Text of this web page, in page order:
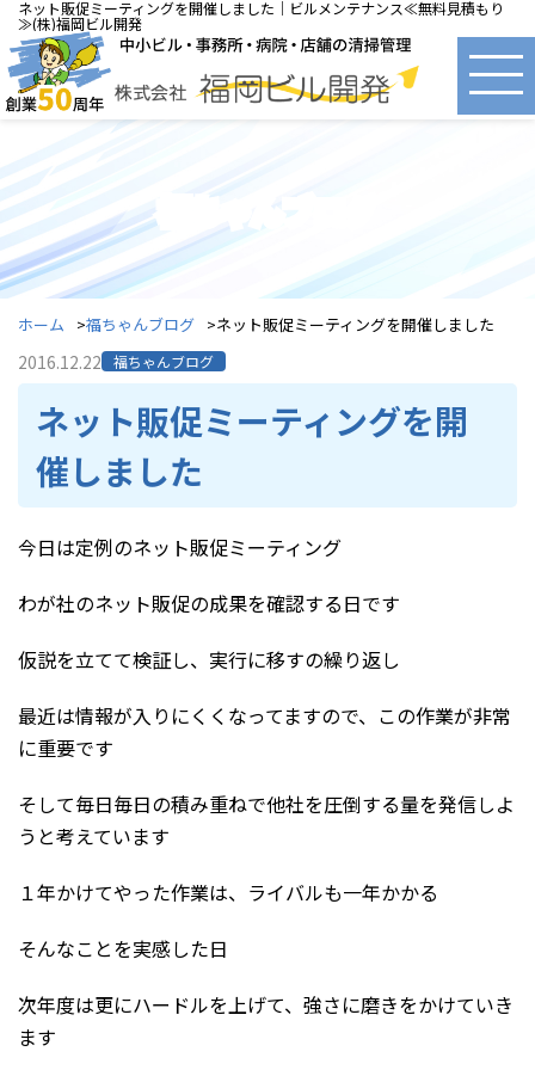
ネット販促ミーティングを開催しました｜ビルメンテナンス≪無料見積もり
≫(株)福岡ビル開発
福ちゃんブログ
ホーム 福ちゃんブログ ネット販促ミーティングを開催しました
2016.12.22 福ちゃんブログ
ネット販促ミーティングを開
催しました
今日は定例のネット販促ミーティング
わが社のネット販促の成果を確認する日です
仮説を立てて検証し、実行に移すの繰り返し
最近は情報が入りにくくなってますので、この作業が非常
に重要です
そして毎日毎日の積み重ねで他社を圧倒する量を発信しよ
うと考えています
１年かけてやった作業は、ライバルも一年かかる
そんなことを実感した日
次年度は更にハードルを上げて、強さに磨きをかけていき
ます